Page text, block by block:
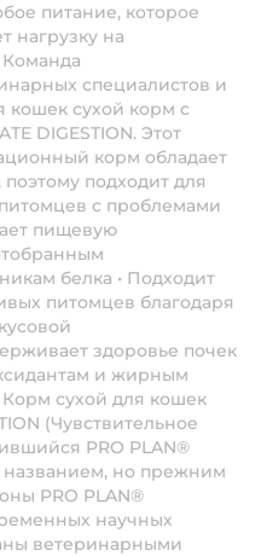
питание, которое
нагрузку на
специалистов и
кошек сухой корм с
DIGESTION. Этот
корм обладает
подходит для
с проблемами
пищевую
белка • Подходит
питомцев благодаря
здоровье почек
и жирным
Корм сухой для кошек
(Чувствительное
PRO PLAN®
но прежним
PRO PLAN®
научных
ветеринарными